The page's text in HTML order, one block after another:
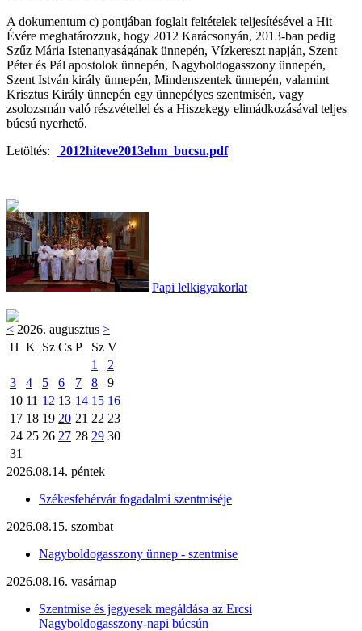
A dokumentum c) pontjában foglalt feltételek teljesítésével a Hit
Évére meghatározzuk, hogy 2012 Karácsonyán, 2013-ban pedig
Szűz Mária Istenanyaságának ünnepén, Vízkereszt napján, Szent
Péter és Pál apostolok ünnepén, Nagyboldogasszony ünnepén,
Szent István király ünnepén, Mindenszentek ünnepén, valamint
Krisztus Király ünnepén egy ünnepélyes szentmisén, vagy
zsolozsmán való részvétellel és a Hiszekegy elimádkozásával teljes
búcsú nyerhető.
Letöltés:
2012hiteve2013ehm_bucsu.pdf
Papi lelkigyakorlat
< 2026. augusztus >
H K Sz Cs P Sz V
1
2
3
4 5 6 7 8
9
10 11 12 13 14 15 16
17 18 19 20 21 22 23
24 25 26 27 28 29 30
31
2026.08.14. péntek
Székesfehérvár fogadalmi szentmiséje
2026.08.15. szombat
Nagyboldogasszony ünnep - szentmise
2026.08.16. vasárnap
Szentmise és jegyesek megáldása az Ercsi
Nagyboldogasszony-napi búcsún